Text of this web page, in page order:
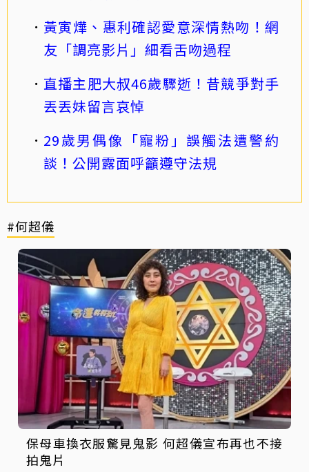
黃寅燁、惠利確認愛意深情熱吻！網
友「調亮影片」細看舌吻過程
直播主肥大叔46歲驟逝！昔競爭對手
丟丟妹留言哀悼
29歲男偶像「寵粉」誤觸法遭警約
談！公開露面呼籲遵守法規
#何超儀
保母車換衣服驚見鬼影 何超儀宣布再也不接
拍鬼片